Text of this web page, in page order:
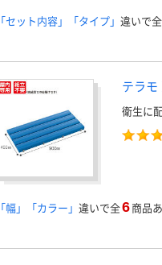
「セット内容」「タイプ」 違いで全
テラモ
衛生に
「幅」「カラー」 違いで全6 商品